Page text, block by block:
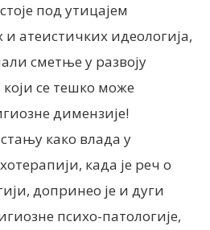
под утицајем
атеистичких идеологија,
сметње у развоју
се тешко може
димензије!
како влада у
када је реч о
допринео је и дуги
психо-патологије,